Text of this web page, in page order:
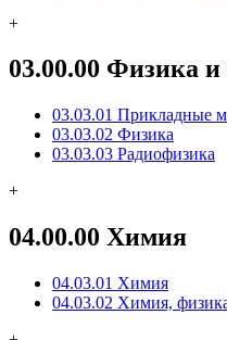
+
03.00.00 Физика
03.03.01 Прикладные
03.03.02 Физика
03.03.03 Радиофизика
+
04.00.00 Химия
04.03.01 Химия
04.03.02 Химия,